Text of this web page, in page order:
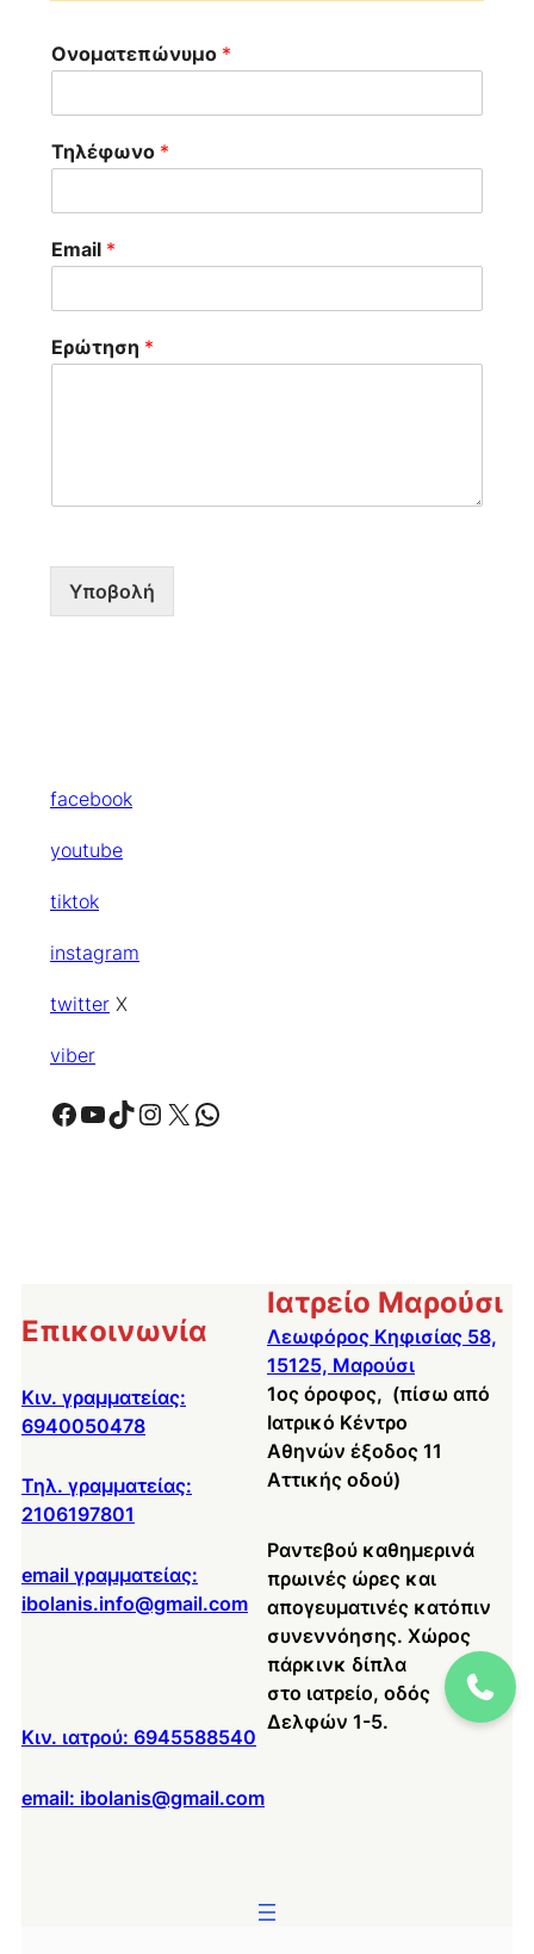
Ονοματεπώνυμο *
Τηλέφωνο *
Email *
Ερώτηση *
Υποβολή
facebook
youtube
tiktok
instagram
twitter X
viber
Facebook
YouTube
TikTok
Instagram
X WhatsApp
Επικοινωνία
Κιν. γραμματείας:
6940050478
Τηλ. γραμματείας:
2106197801
email γραμματείας:
ibolanis.info@gmail.com
Κιν. ιατρού: 6945588540
email: ibolanis@gmail.com
Ιατρείο Μαρούσι
Λεωφόρος Κηφισίας 58,
15125, Μαρούσι
1ος όροφος, (πίσω από
Ιατρικό Κέντρο
Αθηνών έξοδος 11
Αττικής οδού)
Ραντεβού καθημερινά
πρωινές ώρες και
απογευματινές κατόπιν
συνεννόησης. Χώρος
πάρκινκ δίπλα
στο ιατρείο, οδός
Δελφών 1-5.